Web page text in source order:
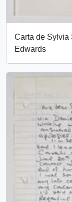
Carta de Sylvia
Edwards